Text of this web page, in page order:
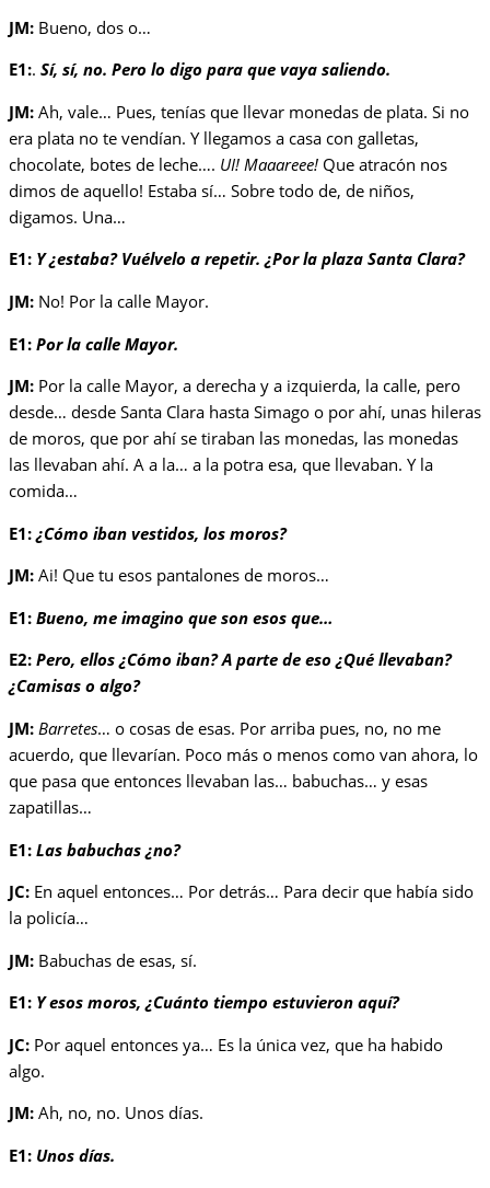
JM: Bueno, dos o…
E1:. Sí, sí, no. Pero lo digo para que vaya saliendo.
JM: Ah, vale… Pues, tenías que llevar monedas de plata. Si no
era plata no te vendían. Y llegamos a casa con galletas,
chocolate, botes de leche…. UI! Maaareee! Que atracón nos
dimos de aquello! Estaba sí… Sobre todo de, de niños,
digamos. Una…
E1: Y ¿estaba? Vuélvelo a repetir. ¿Por la plaza Santa Clara?
JM: No! Por la calle Mayor.
E1: Por la calle Mayor.
JM: Por la calle Mayor, a derecha y a izquierda, la calle, pero
desde… desde Santa Clara hasta Simago o por ahí, unas hileras
de moros, que por ahí se tiraban las monedas, las monedas
las llevaban ahí. A a la… a la potra esa, que llevaban. Y la
comida…
E1: ¿Cómo iban vestidos, los moros?
JM: Ai! Que tu esos pantalones de moros…
E1: Bueno, me imagino que son esos que…
E2: Pero, ellos ¿Cómo iban? A parte de eso ¿Qué llevaban?
¿Camisas o algo?
JM: Barretes… o cosas de esas. Por arriba pues, no, no me
acuerdo, que llevarían. Poco más o menos como van ahora, lo
que pasa que entonces llevaban las… babuchas… y esas
zapatillas…
E1: Las babuchas ¿no?
JC: En aquel entonces… Por detrás… Para decir que había sido
la policía…
JM: Babuchas de esas, sí.
E1: Y esos moros, ¿Cuánto tiempo estuvieron aquí?
JC: Por aquel entonces ya… Es la única vez, que ha habido
algo.
JM: Ah, no, no. Unos días.
E1: Unos días.